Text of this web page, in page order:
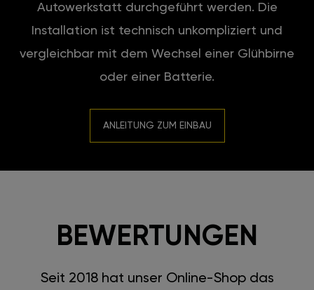
Autowerkstatt durchgeführt werden. Die
Installation ist technisch unkompliziert und
vergleichbar mit dem Wechsel einer Glühbirne
oder einer Batterie.
ANLEITUNG ZUM EINBAU
BEWERTUNGEN
Seit 2018 hat unser Online-Shop das